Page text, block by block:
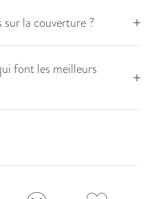
la couverture ?
font les meilleurs